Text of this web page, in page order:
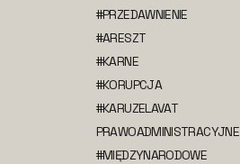
#PRZEDAWNIENIE
#ARESZT
#KARNE
#KORUPCJA
#KARUZELAVAT
PRAWOADMINISTRACYJNE
#MIĘDZYNARODOWE